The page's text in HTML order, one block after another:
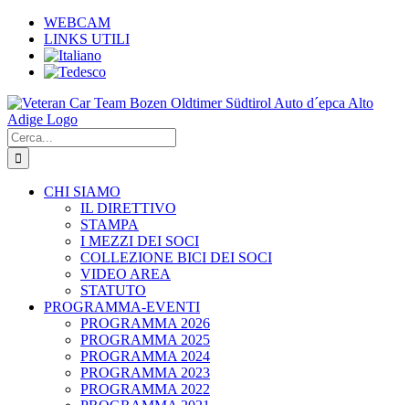
Salta
contenuto
WEBCAM
LINKS UTILI
Cerca
per:
CHI SIAMO
IL DIRETTIVO
STAMPA
I MEZZI DEI SOCI
COLLEZIONE BICI DEI SOCI
VIDEO AREA
STATUTO
PROGRAMMA-EVENTI
PROGRAMMA 2026
PROGRAMMA 2025
PROGRAMMA 2024
PROGRAMMA 2023
PROGRAMMA 2022